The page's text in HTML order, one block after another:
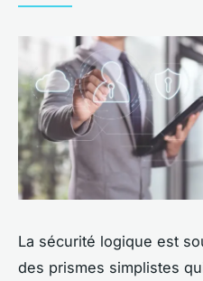
La sécurité logique est
des prismes simplistes